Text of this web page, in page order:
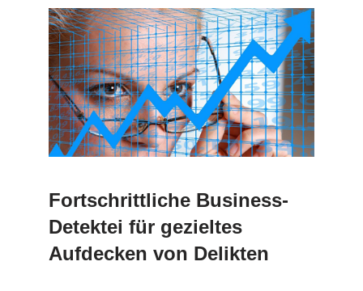
Fortschrittliche Business-
Detektei für gezieltes
Aufdecken von Delikten